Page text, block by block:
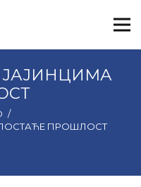
ЈАЈИНЦИМА
/
ПРОШЛОСТ